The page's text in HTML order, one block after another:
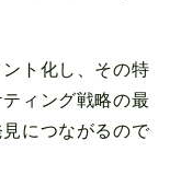
ト化し、その特
ィング戦略の最
につながるので